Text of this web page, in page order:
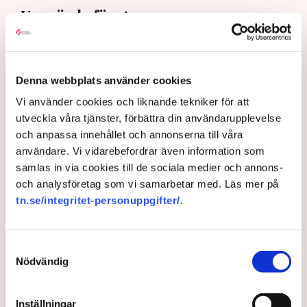
Denna webbplats använder cookies
Vi använder cookies och liknande tekniker för att
utveckla våra tjänster, förbättra din användarupplevelse
och anpassa innehållet och annonserna till våra
användare. Vi vidarebefordrar även information som
samlas in via cookies till de sociala medier och annons-
och analysföretag som vi samarbetar med. Läs mer på
tn.se/integritet-personuppgifter/.
Nödvändig
Inställningar
Upprörda företagare
I korthet innebär förändringen att en del av det som
kallas allmän platsmark ändras till att bli så kallad
och kan bara upplåtas för annan verksamhet, till
exempel en uteservering, under begränsad tid och får
inte ha alltför omfattande konstruktioner som väggar
och inglasning.
– Det har funnits konstruktioner runt uteserveringarna
som inte varit öppna och sådana är inte tillåtna på
offentlig mark. Därför görs förändringarna, säger Maria
Egebäck, enhetschef på driftstöd och service i
medger att den kan hyras ut under längre tid och andra
kommunen vilket är en tidskrävande process som kan